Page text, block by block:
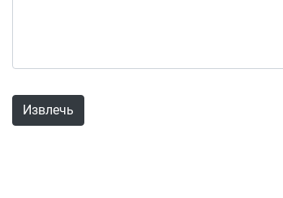
Извлечь